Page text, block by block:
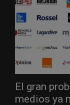
El gran
medios ya